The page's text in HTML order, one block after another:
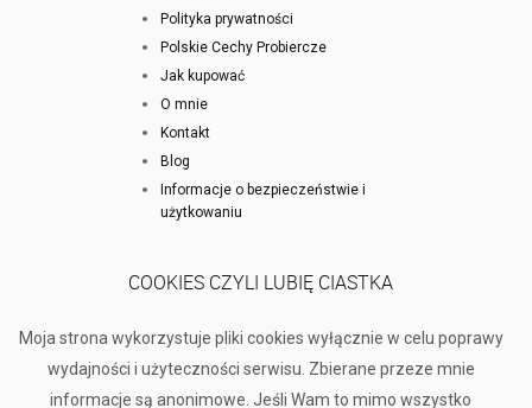
Polityka prywatności
Polskie Cechy Probiercze
Jak kupować
O mnie
Kontakt
Blog
Informacje o bezpieczeństwie i
użytkowaniu
COOKIES CZYLI LUBIĘ CIASTKA
Moja strona wykorzystuje pliki cookies wyłącznie w celu poprawy
wydajności i użyteczności serwisu. Zbierane przeze mnie
informacje są anonimowe. Jeśli Wam to mimo wszystko